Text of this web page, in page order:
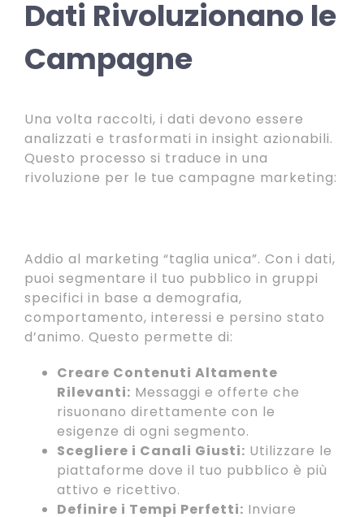
Dati Rivoluzionano le
Campagne
Una volta raccolti, i dati devono essere
analizzati e trasformati in insight azionabili.
Questo processo si traduce in una
rivoluzione per le tue campagne marketing:
Addio al marketing “taglia unica”. Con i dati,
puoi segmentare il tuo pubblico in gruppi
specifici in base a demografia,
comportamento, interessi e persino stato
d’animo. Questo permette di:
Creare Contenuti Altamente
Rilevanti: Messaggi e offerte che
risuonano direttamente con le
esigenze di ogni segmento.
Scegliere i Canali Giusti: Utilizzare le
piattaforme dove il tuo pubblico è più
attivo e ricettivo.
Definire i Tempi Perfetti: Inviare